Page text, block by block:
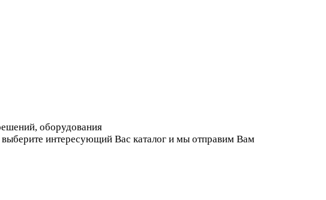
оборудования
интересующий Вас каталог и мы отправим Вам